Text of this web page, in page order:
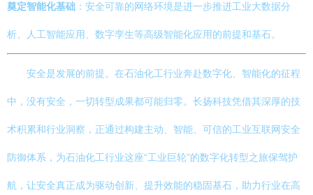
奠定智能化基础 ：安全可靠的网络环境是进一步推进工业大数据分
析、人工智能应用、数字孪生等高级智能化应用的前提和基石。
安全是发展的前提。在石油化工行业奔赴数字化、智能化的征程
中，没有安全，一切转型成果都可能归零。长扬科技凭借其深厚的技
术积累和行业洞察，正通过构建主动、智能、可信的工业互联网安全
防御体系，为石油化工行业这座“工业巨轮”的数字化转型之旅保驾护
航，让安全真正成为驱动创新、提升效能的稳固基石，助力行业在高